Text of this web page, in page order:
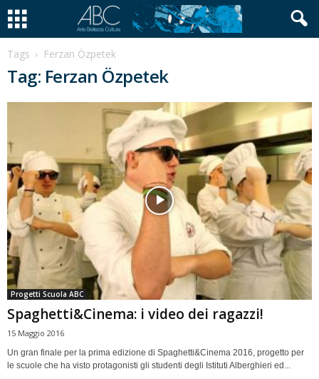
Tags Ferzan Özpetek
Tag: Ferzan Özpetek
Progetti Scuola ABC
Spaghetti&Cinema: i video dei ragazzi!
15 Maggio 2016
Un gran finale per la prima edizione di Spaghetti&Cinema 2016, progetto per
le scuole che ha visto protagonisti gli studenti degli Istituti Alberghieri ed...